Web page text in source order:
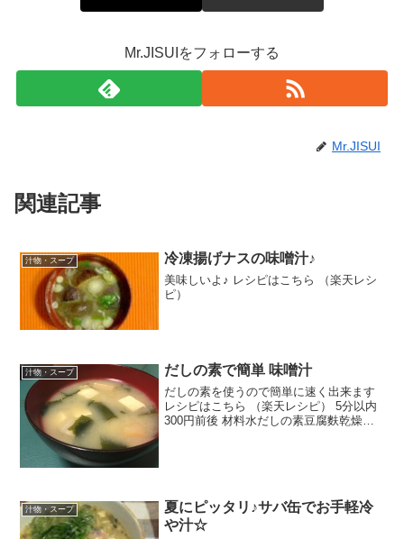
Mr.JISUIをフォローする
Mr.JISUI
関連記事
汁物・スープ 冷凍揚げナスの味噌汁♪
美味しいよ♪ レシピはこちら （楽天レシ
ピ）
汁物・スープ だしの素で簡単 味噌汁
だしの素を使うので簡単に速く出来ます
レシピはこちら （楽天レシピ） 5分以内
300円前後 材料水だしの素豆腐麩乾燥わ
汁物・スープ
夏にピッタリ♪サバ缶でお手軽冷
や汁☆